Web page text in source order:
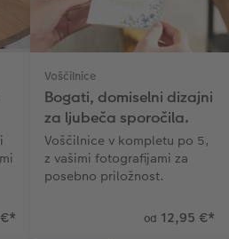
*
Voščilnice
Bogati, domiselni dizajni
za ljubeča sporočila.
Voščilnice v kompletu po 5,
z vašimi fotografijami za
posebno priložnost.
od 12,95 €*